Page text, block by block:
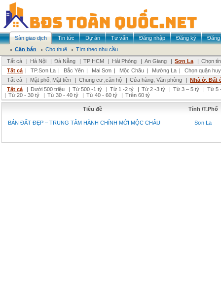
Sàn giao dịch Tin tức Dự án Tư vấn Đăng nhập Đăng ký
Đăng
Cần bán
Cho thuê
Tìm theo nhu cầu
Tất cả
| Hà Nội | Đà Nẵng | TP HCM | Hải Phòng | An Giang | Sơn La | Chọn
Tất cả | TP.Sơn La | Bắc Yên | Mai Sơn | Mộc Châu | Mường La |
Chọn quận
Tất cả
| Mặt phố, Mặt tiền | Chung cư ,căn hộ | Cửa hàng, Văn phòng | Nhà ở, Đất
Tất cả
| Dưới 500 triệu | Từ 500 -1 tỷ | Từ 1 -2 tỷ | Từ 2 -3 tỷ | Từ 3 – 5 tỷ | Từ 5
| Từ 20 - 30 tỷ | Từ 30 - 40 tỷ | Từ 40 - 60 tỷ | Trên 60 tỷ
Tiêu đề Tỉnh /T.Phố
BÁN ĐẤT ĐẸP – TRUNG TÂM HÀNH CHÍNH MỚI MỘC CHÂU Sơn La